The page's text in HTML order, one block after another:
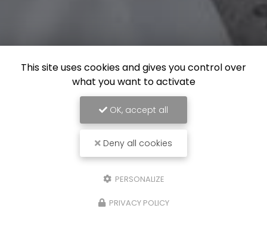
This site uses cookies and gives you control over
what you want to activate
OK, accept all
Deny all cookies
PERSONALIZE
PRIVACY POLICY